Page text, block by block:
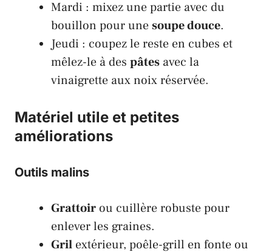
Mardi : mixez une partie avec du
bouillon pour unesoupe douce.
Jeudi : coupez le reste en cubes et
mêlez-le à des pâtes avec la
vinaigrette aux noix réservée.
Matériel utile et petites
améliorations
Outils malins
Grattoir ou cuillère robuste pour
enlever les graines.
Gril extérieur, poêle-grill en fonte ou